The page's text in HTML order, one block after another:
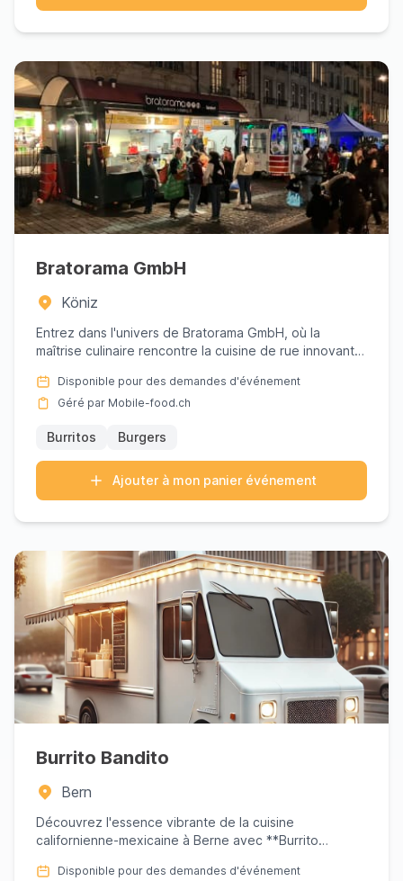
Bratorama GmbH
Köniz
Entrez dans l'univers de Bratorama GmbH, où la
maîtrise culinaire rencontre la cuisine de rue innovante.
Disponible pour des demandes d'événement
Géré par Mobile-food.ch
Burritos Burgers
Ajouter à mon panier événement
Burrito Bandito
Bern
Découvrez l'essence vibrante de la cuisine
californienne-mexicaine à Berne avec **Burrito
Disponible pour des demandes d'événement